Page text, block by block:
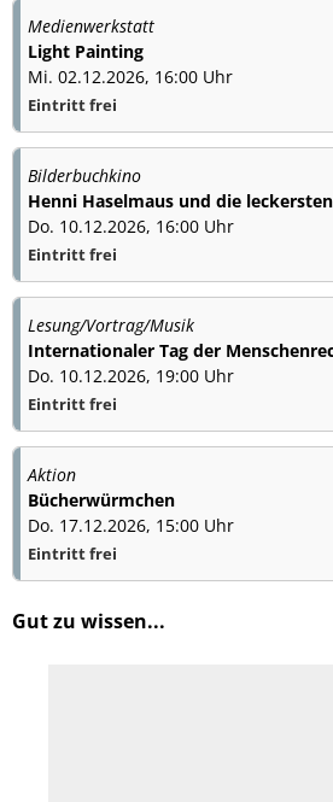
Medienwerkstatt
Light Painting
Mi. 02.12.2026, 16:00 Uhr
Eintritt frei
Bilderbuchkino
Henni Haselmaus und die
Do. 10.12.2026, 16:00 Uhr
Eintritt frei
Lesung/Vortrag/Musik
Internationaler Tag der
Do. 10.12.2026, 19:00 Uhr
Eintritt frei
Aktion
Bücherwürmchen
Do. 17.12.2026, 15:00 Uhr
Eintritt frei
Gut zu wissen...